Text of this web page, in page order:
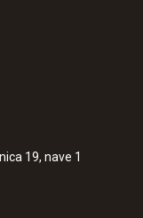
19, nave 1